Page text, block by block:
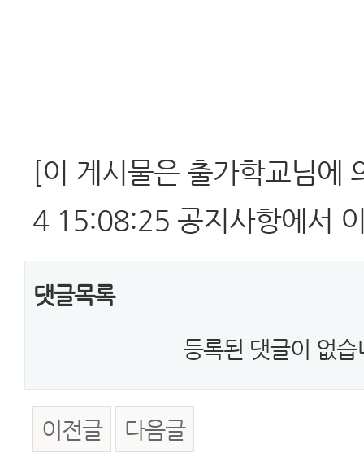
[이 게시물은 출가학교님에
4 15:08:25 공지사항에서
댓글목록
등록된 댓글이 없습
이전글 다음글